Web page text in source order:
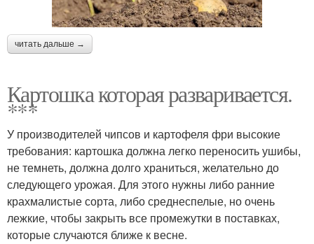
читать дальше →
Картошка которая разваривается.
***
У производителей чипсов и картофеля фри высокие
требования: картошка должна легко переносить ушибы,
не темнеть, должна долго храниться, желательно до
следующего урожая. Для этого нужны либо ранние
крахмалистые сорта, либо среднеспелые, но очень
лежкие, чтобы закрыть все промежутки в поставках,
которые случаются ближе к весне.